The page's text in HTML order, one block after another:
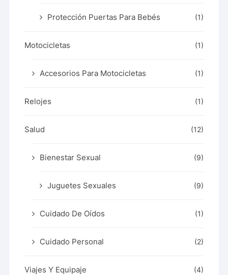
Protección Puertas Para Bebés (1)
Motocicletas (1)
Accesorios Para Motocicletas (1)
Relojes (1)
Salud (12)
Bienestar Sexual (9)
Juguetes Sexuales (9)
Cuidado De Oídos (1)
Cuidado Personal (2)
Viajes Y Equipaje (4)